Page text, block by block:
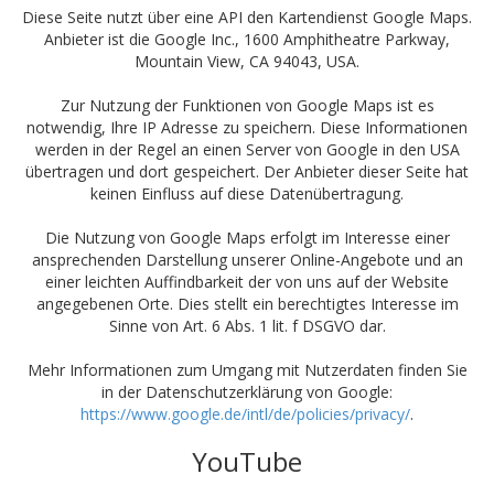
Diese Seite nutzt über eine API den Kartendienst Google Maps.
Anbieter ist die Google Inc., 1600 Amphitheatre Parkway,
Mountain View, CA 94043, USA.
Zur Nutzung der Funktionen von Google Maps ist es
notwendig, Ihre IP Adresse zu speichern. Diese Informationen
werden in der Regel an einen Server von Google in den USA
übertragen und dort gespeichert. Der Anbieter dieser Seite hat
keinen Einfluss auf diese Datenübertragung.
Die Nutzung von Google Maps erfolgt im Interesse einer
ansprechenden Darstellung unserer Online-Angebote und an
einer leichten Auffindbarkeit der von uns auf der Website
angegebenen Orte. Dies stellt ein berechtigtes Interesse im
Sinne von Art. 6 Abs. 1 lit. f DSGVO dar.
Mehr Informationen zum Umgang mit Nutzerdaten finden Sie
in der Datenschutzerklärung von Google:
https://www.google.de/intl/de/policies/privacy/.
YouTube